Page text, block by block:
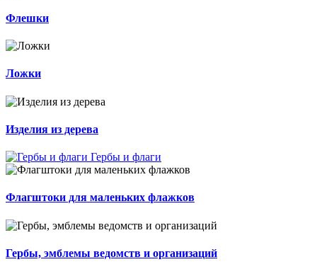
Флешки
Ложки
Изделия из дерева
Гербы и флаги
Флагштоки для маленьких флажков
Гербы, эмблемы ведомств и организаций